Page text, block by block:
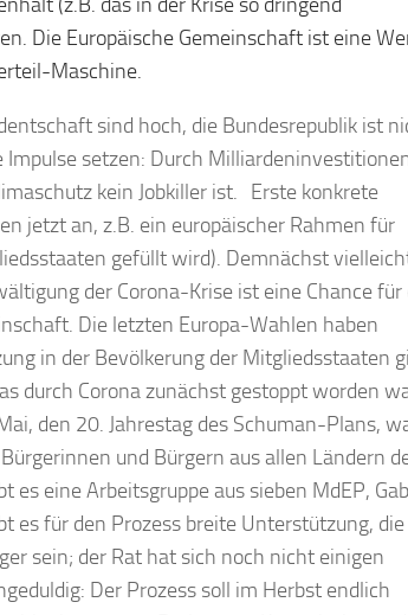
Die Europäische Gemeinschaft ist eine
Maschine.
sind hoch, die Bundesrepublik ist
setzen: Durch
kein Jobkiller ist. Erste konkrete
jetzt an, z.B. ein europäischer Rahmen für
gefüllt wird). Demnächst
der Corona-Krise ist eine Chance für
Die letzten Europa-Wahlen haben
in der Bevölkerung der Mitgliedsstaaten
durch Corona zunächst gestoppt worden
den 20. Jahrestag des Schuman-Plans,
und Bürgern aus allen Ländern
es eine Arbeitsgruppe aus sieben MdEP,
es für den Prozess breite Unterstützung, die
sein; der Rat hat sich noch nicht einigen
Der Prozess soll im Herbst endlich